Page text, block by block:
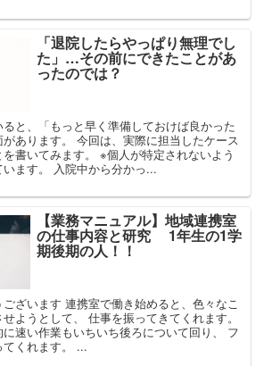
「退院したらやっぱり無理でし
た」…その前にできたことがあ
ったのでは？
と、「もっと早く準備しておけば良かった
あります。 今回は、実際に担当したケース
書いてみます。 ※個人が特定されないよう
ます。 入院中から分かっ...
【業務マニュアル】地域連携室
の仕事内容と研究 1年生の1学
期後期の人！！
ざいます 連携室で働き始めると、色々なこ
ようとして、 仕事を振ってきてくれます。
速い作業もいちいち後ろについて回り、 フ
てくれます。 ...